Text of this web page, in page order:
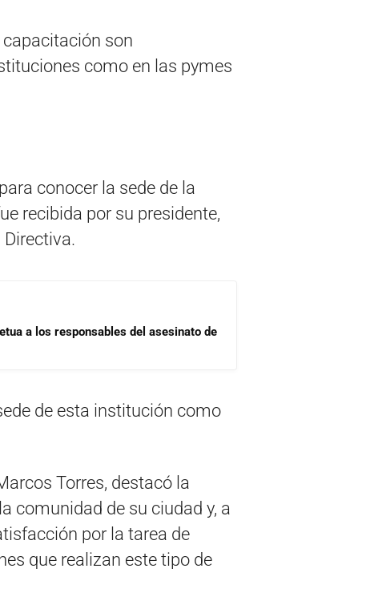
capacitación son
como en las pymes
conocer la sede de la
recibida por su presidente,
a los responsables del asesinato de
de esta institución como
Torres, destacó la
comunidad de su ciudad y, a
por la tarea de
que realizan este tipo de